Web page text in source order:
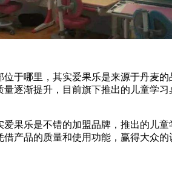
于哪里，其实爱果乐是来源于丹麦
逐渐提升，目前旗下推出的儿童学
果乐是不错的加盟品牌，推出的儿
产品的质量和使用功能，赢得大众的